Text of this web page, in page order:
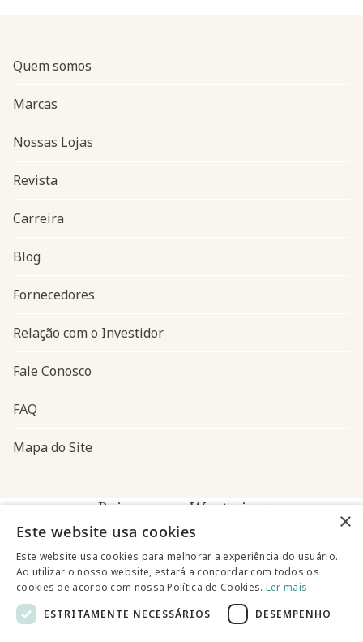
Navegação do rodapé
Quem somos
Marcas
Nossas Lojas
Revista
Carreira
Blog
Fornecedores
Relação com o Investidor
Fale Conosco
FAQ
Mapa do Site
Baixe o app Westwing
×
Este website usa cookies
Este website usa cookies para melhorar a experiência do usuário.
Ao utilizar o nosso website, estará a concordar com todos os
cookies de acordo com nossa Política de Cookies. Ler mais
ESTRITAMENTE NECESSÁRIOS
DESEMPENHO